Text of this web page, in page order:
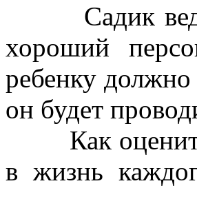
Садик ведь
хороший
ребенку
он будет
Как оценить
в жизнь